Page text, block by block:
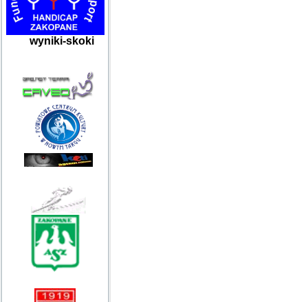
wyniki-skoki